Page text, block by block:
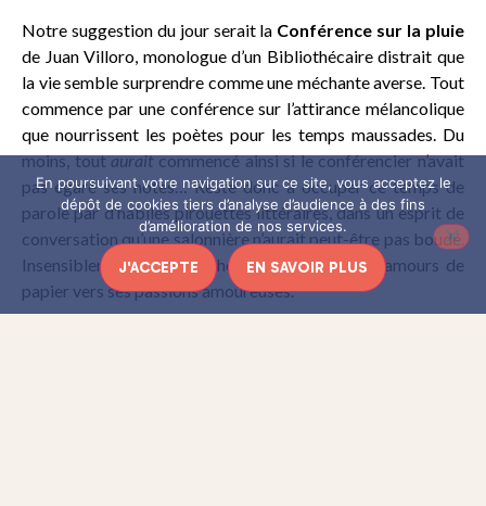
Notre suggestion du jour serait la Conférence sur la pluie
de Juan Villoro, monologue d’un Bibliothécaire distrait que
la vie semble surprendre comme une méchante averse. Tout
commence par une conférence sur l’attirance mélancolique
que nourrissent les poètes pour les temps maussades. Du
moins, toutauraitcommencé ainsi si le conférencier n’avait
pas égaré ses notes… Reste donc à occuper ce temps de
parole par d’habiles pirouettes littéraires, dans un esprit de
conversation qu’une salonnière n’aurait peut-être pas boudé.
Insensiblement, le Bibliothécaire glisse de ses amours de
papier vers ses passions amoureuses.
En poursuivant votre navigation sur ce site, vous acceptez le
dépôt de cookies tiers d’analyse d’audience à des fins
d’amélioration de nos services.
J'ACCEPTE EN SAVOIR PLUS